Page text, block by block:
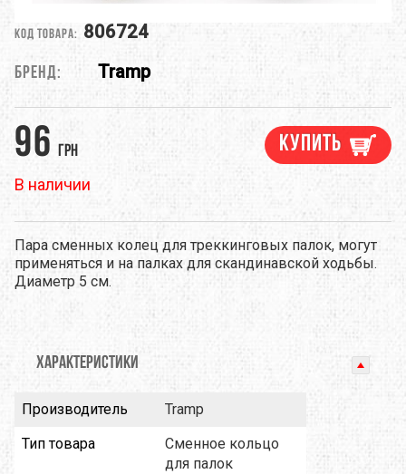
Код товара: 806724
Бренд: Tramp
96 грн
В наличии
Купить
Пара сменных колец для треккинговых палок, могут
применяться и на палках для скандинавской ходьбы.
Диаметр 5 см.
ХАРАКТЕРИСТИКИ
Производитель
Tramp
Тип товара
Сменное кольцо
для палок